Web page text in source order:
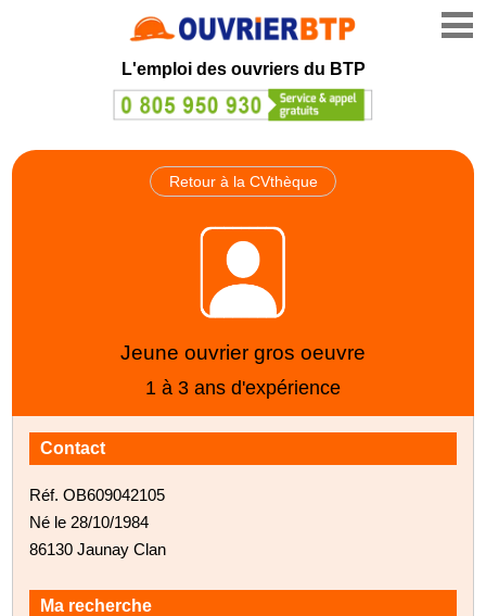
L'emploi des ouvriers du BTP
Retour à la CVthèque
Jeune ouvrier gros oeuvre
1 à 3 ans d'expérience
Contact
Réf. OB609042105
Né le 28/10/1984
86130 Jaunay Clan
Ma recherche